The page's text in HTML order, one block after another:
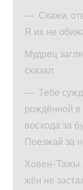
— Скажи,
Я их не
Мудрец
сказал:
— Тебе
рождённой в
восхода за
Поезжай за
Ховен-Тажы
жён не